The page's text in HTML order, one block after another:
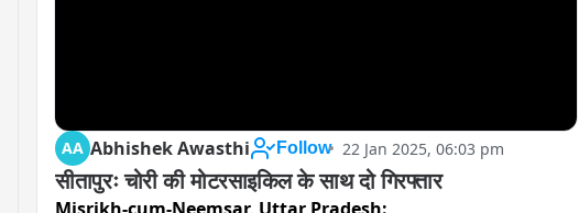
AA Abhishek Awasthi Follow 22 Jan 2025, 06:03 pm
सीतापुरः चोरी की मोटरसाइकिल के साथ दो गिरफ्तार